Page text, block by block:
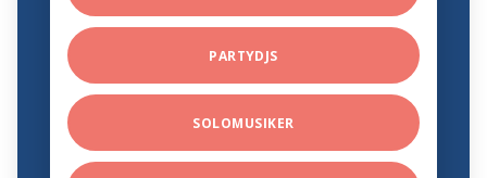
PARTYDJS
SOLOMUSIKER